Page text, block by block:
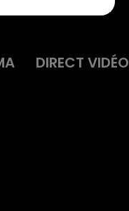
DIRECT VIDÉO